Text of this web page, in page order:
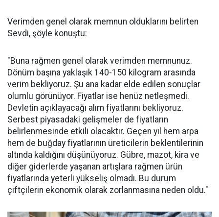
Verimden genel olarak memnun olduklarını belirten
Sevdi, şöyle konuştu:
"Buna rağmen genel olarak verimden memnunuz.
Dönüm başına yaklaşık 140-150 kilogram arasında
verim bekliyoruz. Şu ana kadar elde edilen sonuçlar
olumlu görünüyor. Fiyatlar ise henüz netleşmedi.
Devletin açıklayacağı alım fiyatlarını bekliyoruz.
Serbest piyasadaki gelişmeler de fiyatların
belirlenmesinde etkili olacaktır. Geçen yıl hem arpa
hem de buğday fiyatlarının üreticilerin beklentilerinin
altında kaldığını düşünüyoruz. Gübre, mazot, kira ve
diğer giderlerde yaşanan artışlara rağmen ürün
fiyatlarında yeterli yükseliş olmadı. Bu durum
çiftçilerin ekonomik olarak zorlanmasına neden oldu."